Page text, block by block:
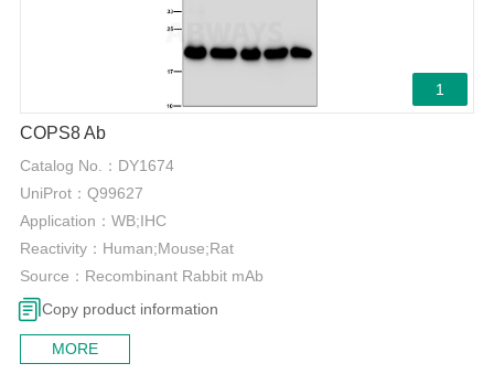
1
COPS8 Ab
Catalog No.： DY1674
UniProt： Q99627
Application： WB;IHC
Reactivity： Human;Mouse;Rat
Source： Recombinant Rabbit mAb
Copy product information
MORE